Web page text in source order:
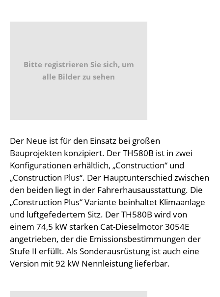
Bitte registrieren Sie sich, um
alle Bilder zu sehen
Der Neue ist für den Einsatz bei großen
Bauprojekten konzipiert. Der TH580B ist in zwei
Konfigurationen erhältlich, „Construction“ und
„Construction Plus“. Der Hauptunterschied zwischen
den beiden liegt in der Fahrerhausausstattung. Die
„Construction Plus“ Variante beinhaltet Klimaanlage
und luftgefedertem Sitz. Der TH580B wird von
einem 74,5 kW starken Cat-Dieselmotor 3054E
angetrieben, der die Emissionsbestimmungen der
Stufe II erfüllt. Als Sonderausrüstung ist auch eine
Version mit 92 kW Nennleistung lieferbar.